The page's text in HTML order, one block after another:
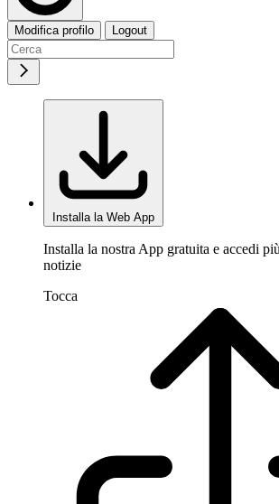
Modifica profilo Logout
Installa la Web App
Installa la nostra App gratuita e accedi
notizie
Tocca